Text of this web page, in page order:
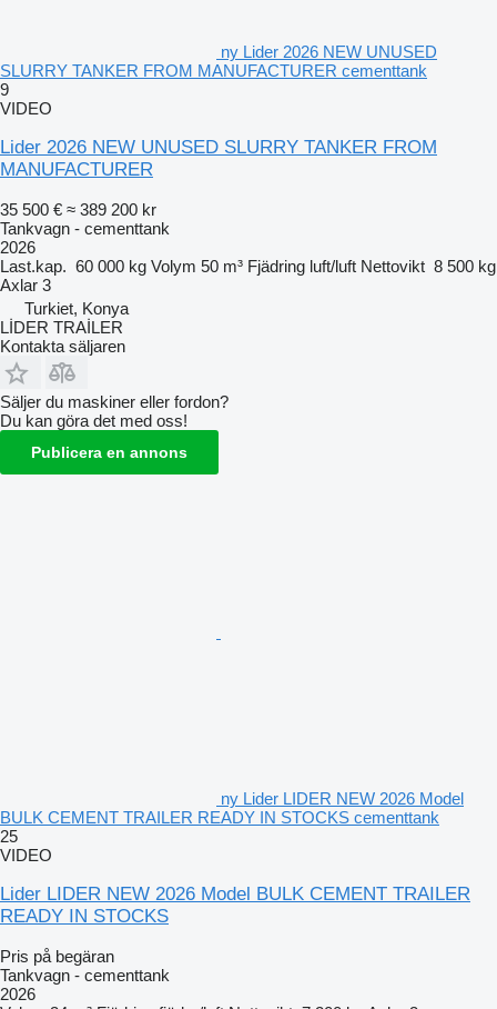
ny Lider 2026 NEW UNUSED
SLURRY TANKER FROM MANUFACTURER cementtank
9
VIDEO
Lider 2026 NEW UNUSED SLURRY TANKER FROM
MANUFACTURER
35 500 € ≈ 389 200 kr
Tankvagn - cementtank
2026
Last.kap. 60 000 kg Volym 50 m³ Fjädring luft/luft Nettovikt 8 500 kg
Axlar 3
Turkiet, Konya
LİDER TRAİLER
Kontakta säljaren
Säljer du maskiner eller fordon?
Du kan göra det med oss!
Publicera en annons
ny Lider LIDER NEW 2026 Model
BULK CEMENT TRAILER READY IN STOCKS cementtank
25
VIDEO
Lider LIDER NEW 2026 Model BULK CEMENT TRAILER
READY IN STOCKS
Pris på begäran
Tankvagn - cementtank
2026